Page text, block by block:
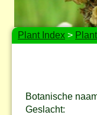
Plant Index > Plant
Botanische
Geslacht: